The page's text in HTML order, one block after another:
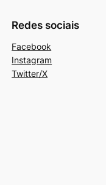
Redes sociais
Facebook
Instagram
Twitter/X